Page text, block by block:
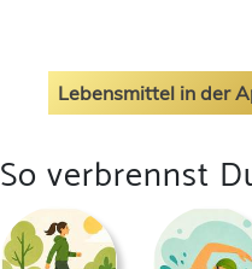
Lebensmittel in der
So verbrennst